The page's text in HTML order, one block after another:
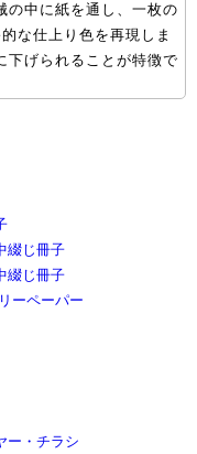
の中に紙を通し、一枚の
な仕上り色を再現しま
下げられることが特徴で
綴じ冊子
綴じ冊子
ーペーパー
ー・チラシ